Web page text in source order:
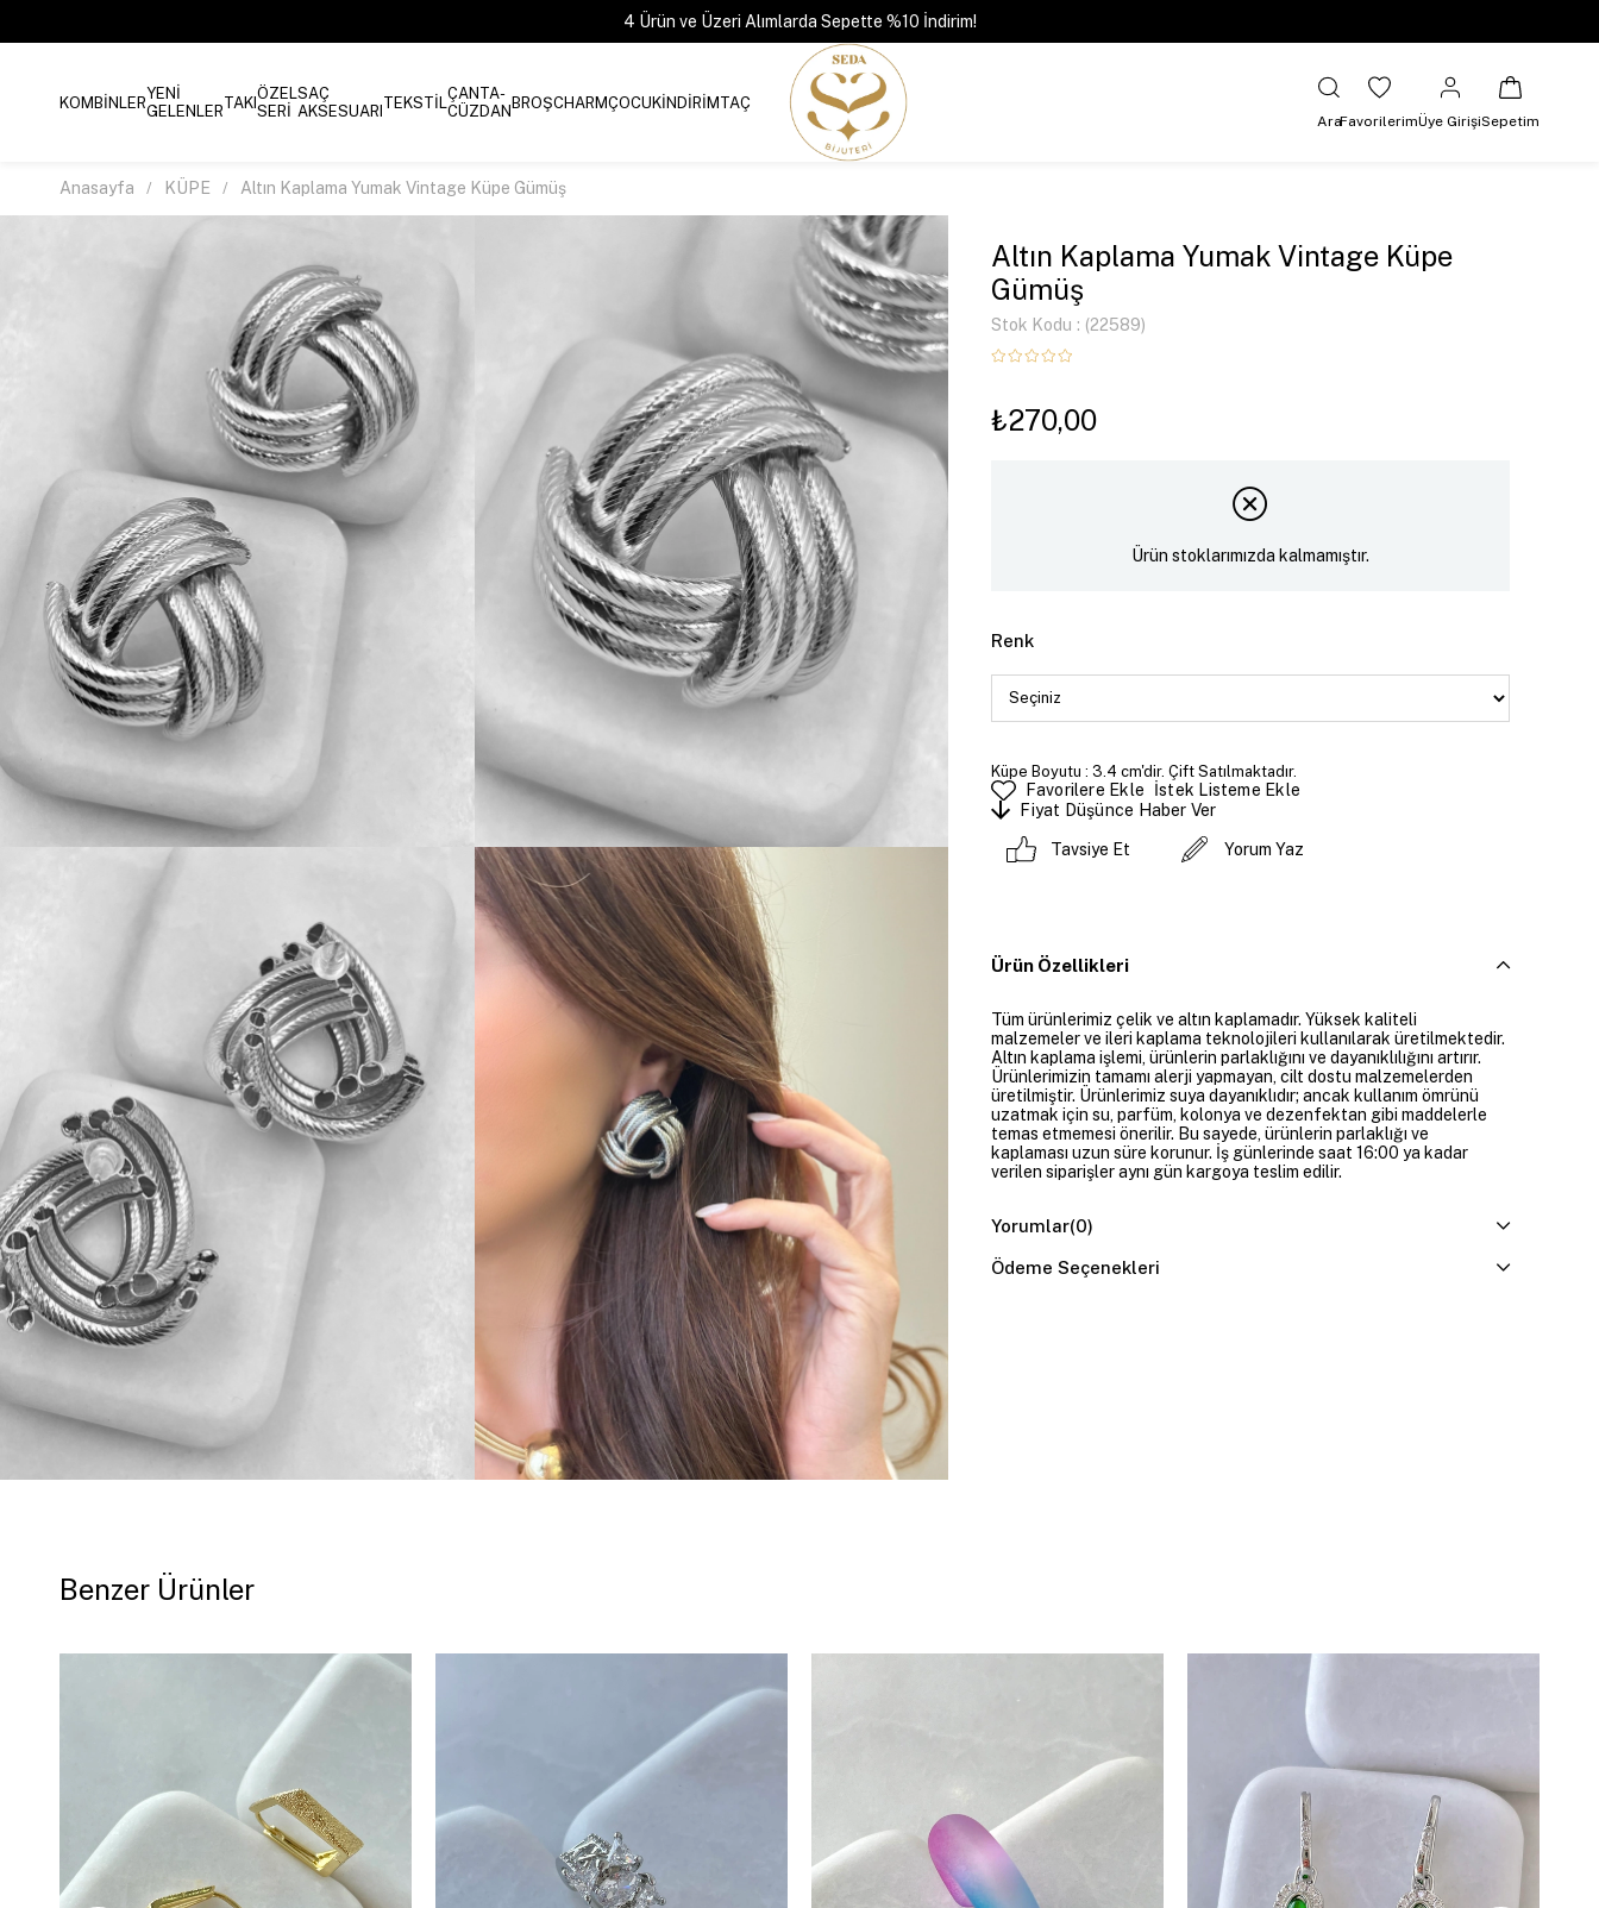
4 Ürün ve Üzeri Alımlarda Sepette %10 İndirim!
KOMBİNLERYENİ
GELENLERTAKIÖZEL
SERİ
SAÇ
AKSESUARI TEKSTİLÇANTA-
CÜZDANBROŞCHARMÇOCUKİNDİRİMTAÇ
AraFavorilerimÜye GirişiSepetim
Anasayfa KÜPE Altın Kaplama Yumak Vintage Küpe Gümüş
Altın Kaplama Yumak Vintage Küpe
Gümüş
Stok Kodu (22589)
₺270,00
Ürün stoklarımızda kalmamıştır.
Renk
Küpe Boyutu : 3.4 cm'dir. Çift Satılmaktadır.
Favorilere Ekle
İstek Listeme Ekle
Fiyat Düşünce Haber Ver
Tavsiye Et Yorum Yaz
Ürün Özellikleri
Tüm ürünlerimiz çelik ve altın kaplamadır. Yüksek kaliteli
malzemeler ve ileri kaplama teknolojileri kullanılarak üretilmektedir.
Altın kaplama işlemi, ürünlerin parlaklığını ve dayanıklılığını artırır.
Ürünlerimizin tamamı alerji yapmayan, cilt dostu malzemelerden
üretilmiştir. Ürünlerimiz suya dayanıklıdır; ancak kullanım ömrünü
uzatmak için su, parfüm, kolonya ve dezenfektan gibi maddelerle
temas etmemesi önerilir. Bu sayede, ürünlerin parlaklığı ve
kaplaması uzun süre korunur. İş günlerinde saat 16:00 ya kadar
verilen siparişler aynı gün kargoya teslim edilir.
Yorumlar(0)
Ödeme Seçenekleri
Benzer Ürünler